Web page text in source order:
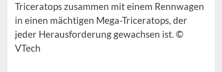
Triceratops zusammen mit einem Rennwagen
in einen mächtigen Mega-Triceratops, der
jeder Herausforderung gewachsen ist. ©
VTech